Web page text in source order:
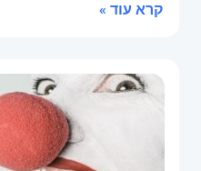
קרא עוד »